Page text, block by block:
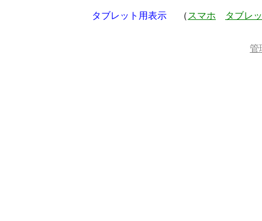
タブレット用表示 （スマホ タブレ
管